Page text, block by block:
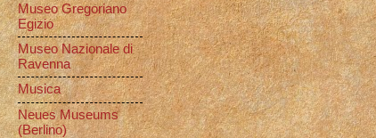
Museo Gregoriano
Egizio
Museo Nazionale di
Ravenna
Musica
Neues Museums
(Berlino)